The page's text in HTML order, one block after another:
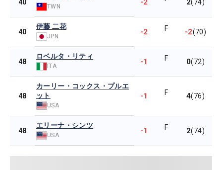
40
TWN -2 2(74)
40
伊藤 二花
JPN -2 F -2(70)
48
ロベルタ・リティ
ITA -1 F 0(72)
48
カーリー・コックス・プルエ
ット
USA
-1 F 4(76)
48
エリーナ・シンツ
USA -1 F 2(74)